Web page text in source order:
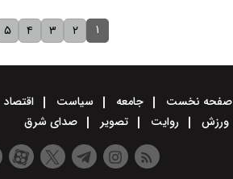
۱ ۲ ۳ ۴ ۵
صفحه نخست جامعه سیاست اقتصاد
ورزش
روایت تصویر صدای شرق